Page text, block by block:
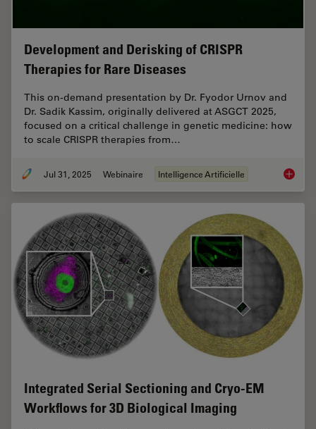
Development and Derisking of CRISPR
Therapies for Rare Diseases
This on-demand presentation by Dr. Fyodor Urnov and
Dr. Sadik Kassim, originally delivered at ASGCT 2025,
focused on a critical challenge in genetic medicine: how
to scale CRISPR therapies from…
Jul 31, 2025 Webinaire Intelligence Artificielle
Integrated Serial Sectioning and Cryo-EM
Workflows for 3D Biological Imaging